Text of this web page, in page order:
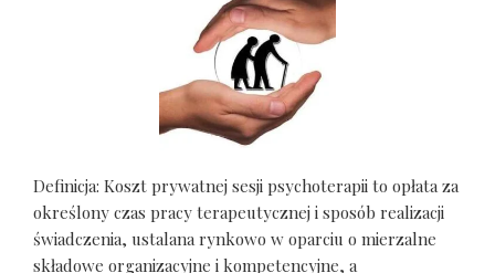
Definicja: Koszt prywatnej sesji psychoterapii to opłata za
określony czas pracy terapeutycznej i sposób realizacji
świadczenia, ustalana rynkowo w oparciu o mierzalne
składowe organizacyjne i kompetencyjne, a